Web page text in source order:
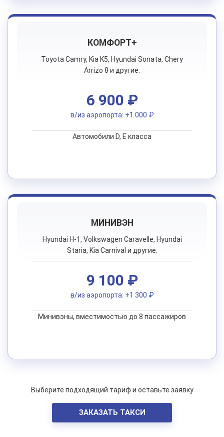
КОМФОРТ+
Toyota Camry, Kia K5, Hyundai Sonata, Chery
Arrizo 8 и другие.
6 900 ₽
в/из аэропорта: +1 000 ₽
Автомобили D, E класса
МИНИВЭН
Hyundai H-1, Volkswagen Caravelle, Hyundai
Staria, Kia Carnival и другие.
9 100 ₽
в/из аэропорта: +1 300 ₽
Минивэны, вместимостью до 8 пассажиров
Выберите подходящий тариф и оставьте заявку
ЗАКАЗАТЬ ТАКСИ